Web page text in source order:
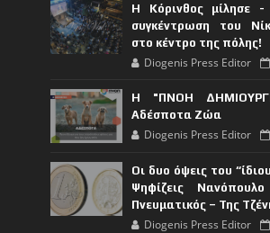
Η Κόρινθος μίλησε -
συγκέντρωση του
στο κέντρο της πόλης!
Diogenis Press Editor
Η "ΠΝΟΗ
Αδέσποτα Ζώα
Diogenis Press Editor
Οι δυο όψεις του
Ψηφίζεις
Πνευματικός – Της
Diogenis Press Editor